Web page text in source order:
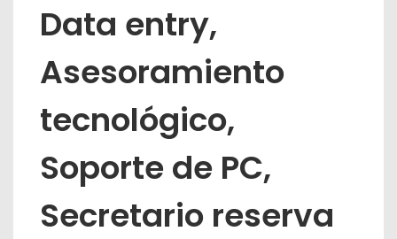
Data entry,
Asesoramiento
tecnológico,
Soporte de PC,
Secretario reserva